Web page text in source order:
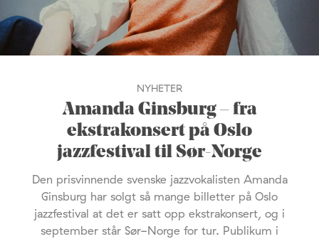
NYHETER
Amanda Ginsburg – fra
ekstrakonsert på Oslo
jazzfestival til Sør-Norge
Den prisvinnende svenske jazzvokalisten Amanda
Ginsburg har solgt så mange billetter på Oslo
jazzfestival at det er satt opp ekstrakonsert, og i
september står Sør-Norge for tur. Publikum i